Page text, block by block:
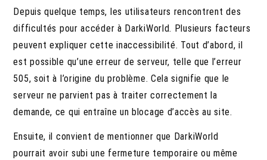
Depuis quelque temps, les utilisateurs rencontrent des
difficultés pour accéder à DarkiWorld. Plusieurs facteurs
peuvent expliquer cette inaccessibilité. Tout d’abord, il
est possible qu’une erreur de serveur, telle que l’erreur
505, soit à l’origine du problème. Cela signifie que le
serveur ne parvient pas à traiter correctement la
demande, ce qui entraîne un blocage d’accès au site.
Ensuite, il convient de mentionner que DarkiWorld
pourrait avoir subi une fermeture temporaire ou même